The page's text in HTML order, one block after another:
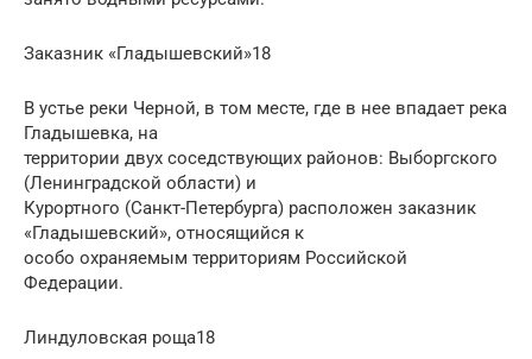
Заказник «Гладышевский»18
В устье реки Черной, в том месте, где в нее впадает река
Гладышевка, на
территории двух соседствующих районов: Выборгского
(Ленинградской области) и
Курортного (Санкт-Петербурга) расположен заказник
«Гладышевский», относящийся к
особо охраняемым территориям Российской
Федерации.
Линдуловская роща18